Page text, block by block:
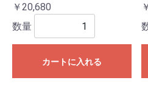
￥20,680
数量
カートに入れる